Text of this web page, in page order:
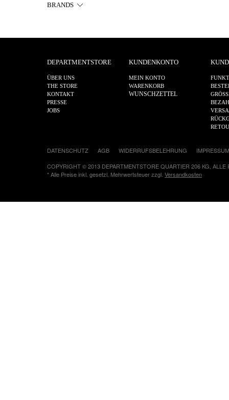
BRANDS
DEPARTMENTSTORE
ÜBER UNS
THE STORE
KONTAKT
PRESSE
JOBS
KUNDENKONTO
MEIN KONTO
WARENKORB
WUNSCHZETTEL
DATENSCHUTZ AGB WIDERRUFSBELEHRUNG
IMPRESSUM
COPYRIGHT © 2013 DEPARTMENTSTORE QUARTIER 206 KG, ALLE
* Alle Preise inkl. gesetzl. Mehrwertsteuer zzgl. Versandkosten